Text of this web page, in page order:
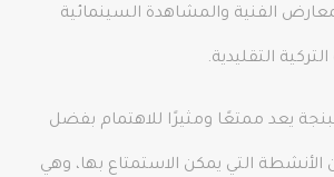
الفنية والمشاهدة السينمائية
التقليدية.
يعد ممتعًا ومثيرًا للاهتمام بفضل
التي يمكن الاستمتاع بها، وهي